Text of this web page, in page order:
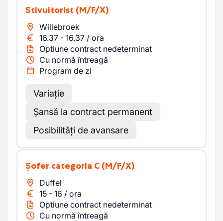
Stivuitorist (M/F/X)
Willebroek
16.37 - 16.37 / ora
Optiune contract nedeterminat
Cu normă întreagă
Program de zi
Variație
Șansă la contract permanent
Posibilități de avansare
Șofer categoria C (M/F/X)
Duffel
15 - 16 / ora
Optiune contract nedeterminat
Cu normă întreagă